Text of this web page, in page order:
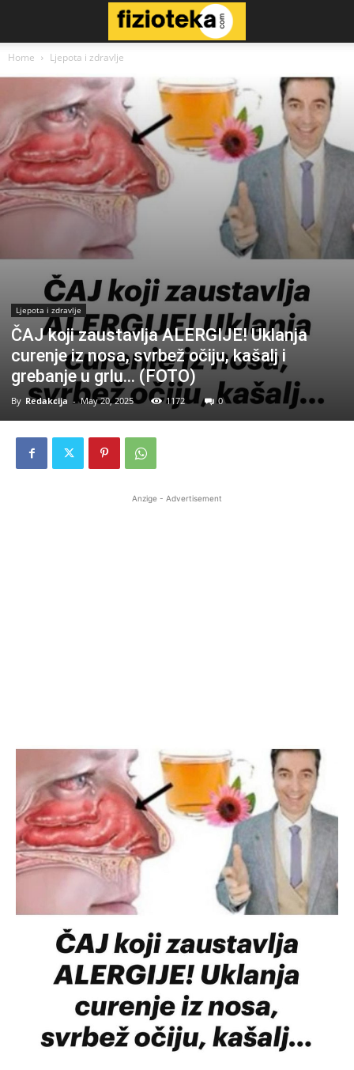
Home Ljepota i zdravlje
Ljepota i zdravlje
ČAJ koji zaustavlja ALERGIJE! Uklanja
curenje iz nosa, svrbež očiju, kašalj i
grebanje u grlu… (FOTO)
By Redakcija - May 20, 2025 1172 0
Anzige - Advertisement